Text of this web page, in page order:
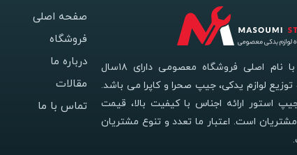
فروشگاه جیپ استور با نام اصلی فروشگاه معصومی دارای ۱۸سال
لوازم یدکی، جیپ صحرا و کاپرا می باشد.
استور ارائه اجناس با کیفیت بالا، قیمت
است. اعتبار ما تعدد و تنوع مشتریان
صفحه اصلی
فروشگاه
درباره ما
مقالات
تماس با ما